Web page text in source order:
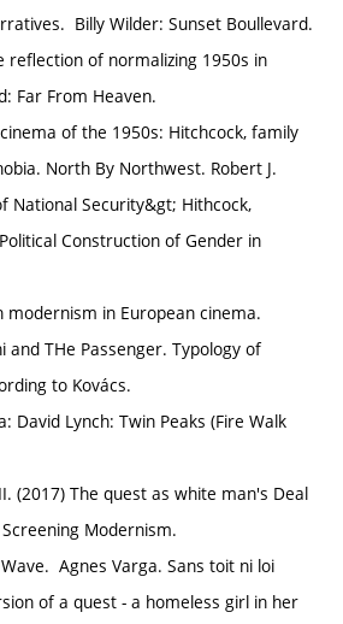
Billy Wilder: Sunset Boullevard.
reflection of normalizing 1950s in
Far From Heaven.
of the 1950s: Hitchcock, family
North By Northwest. Robert J.
National Security&gt; Hithcock,
Construction of Gender in
modernism in European cinema.
and THe Passenger. Typology of
to Kovács.
David Lynch: Twin Peaks (Fire Walk
(2017) The quest as white man's Deal
Modernism.
Agnes Varga. Sans toit ni loi
of a quest - a homeless girl in her